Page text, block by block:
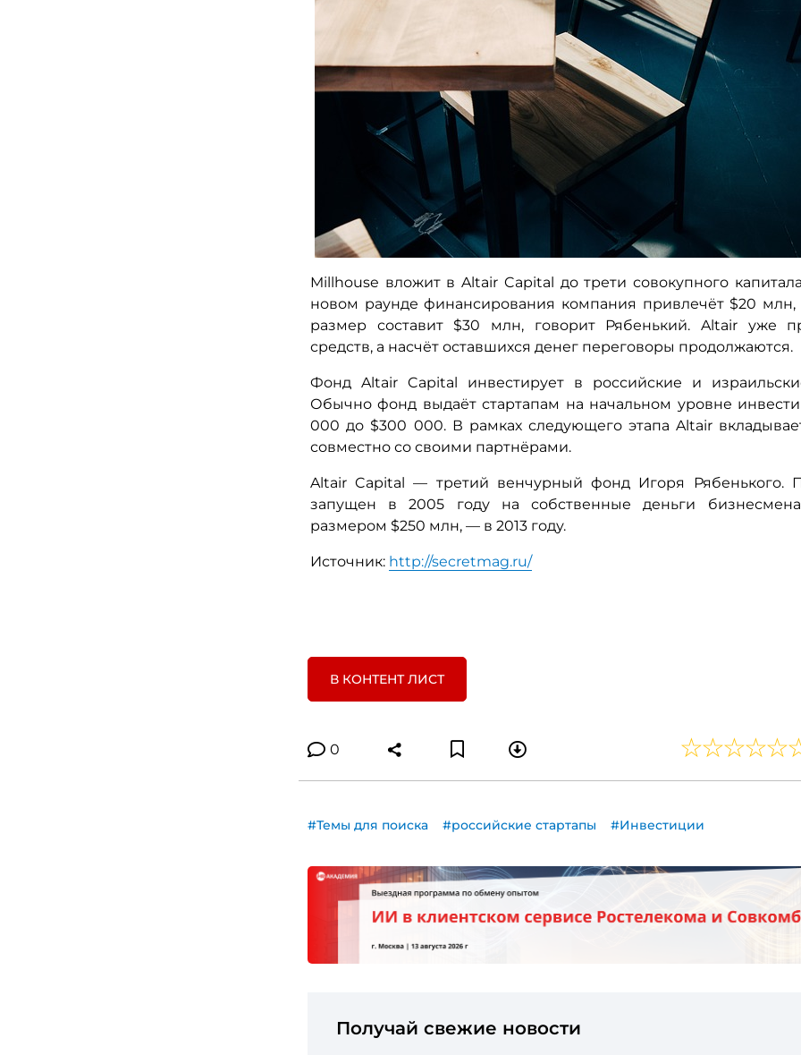
Millhouse вложит в Altair Capital до трети совокупного
новом раунде финансирования компания привлечёт $20
размер составит $30 млн, говорит Рябенький. Altair уже
средств, а насчёт оставшихся денег переговоры продолжаются.
Фонд Altair Capital инвестирует в российские и
Обычно фонд выдаёт стартапам на начальном уровне
000 до $300 000. В рамках следующего этапа Altair
совместно со своими партнёрами.
Altair Capital — третий венчурный фонд Игоря Рябенького.
запущен в 2005 году на собственные деньги
размером $250 млн, — в 2013 году.
Источник: http://secretmag.ru/
В КОНТЕНТ ЛИСТ
0
#Темы для поиска #российские стартапы #Инвестиции
Получай свежие новости